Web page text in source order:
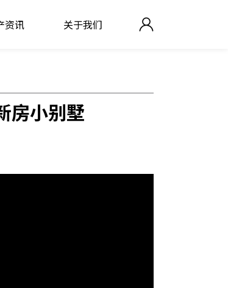
资讯 关于我们
房小别墅